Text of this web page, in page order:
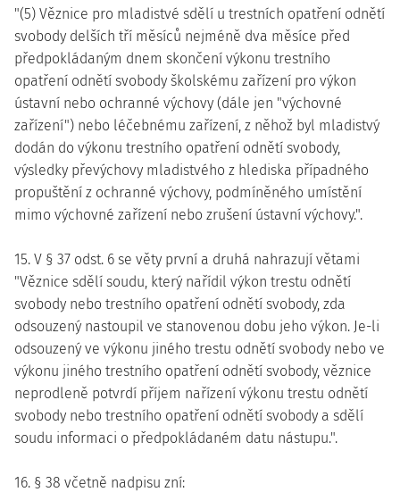
"(5) Věznice pro mladistvé sdělí u trestních opatření odnětí
svobody delších tří měsíců nejméně dva měsíce před
předpokládaným dnem skončení výkonu trestního
opatření odnětí svobody školskému zařízení pro výkon
ústavní nebo ochranné výchovy (dále jen "výchovné
zařízení") nebo léčebnému zařízení, z něhož byl mladistvý
dodán do výkonu trestního opatření odnětí svobody,
výsledky převýchovy mladistvého z hlediska případného
propuštění z ochranné výchovy, podmíněného umístění
mimo výchovné zařízení nebo zrušení ústavní výchovy.".
15. V § 37 odst. 6 se věty první a druhá nahrazují větami
"Věznice sdělí soudu, který nařídil výkon trestu odnětí
svobody nebo trestního opatření odnětí svobody, zda
odsouzený nastoupil ve stanovenou dobu jeho výkon. Je-li
odsouzený ve výkonu jiného trestu odnětí svobody nebo ve
výkonu jiného trestního opatření odnětí svobody, věznice
neprodleně potvrdí příjem nařízení výkonu trestu odnětí
svobody nebo trestního opatření odnětí svobody a sdělí
soudu informaci o předpokládaném datu nástupu.".
16. § 38 včetně nadpisu zní: